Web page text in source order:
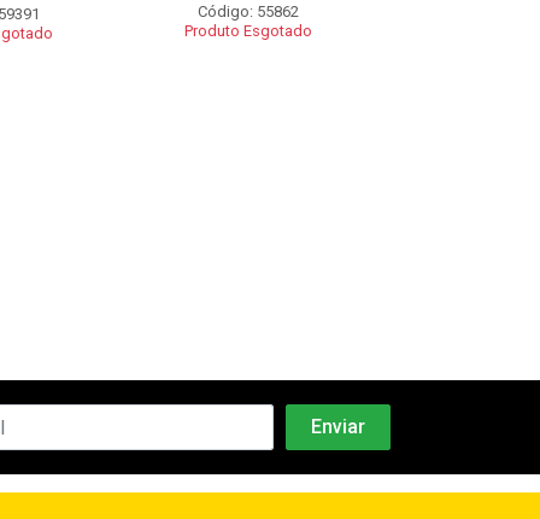
Código: 55862
Produto Esgotado